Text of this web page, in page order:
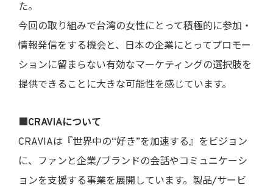
た。
今回の取り組みで台湾の女性にとって積極的に参加・
情報発信をする機会と、日本の企業にとってプロモー
ションに留まらない有効なマーケティングの選択肢を
提供できることに大きな可能性を感じています。
■CRAVIAについて
CRAVIAは『世界中の“好き”を加速する』をビジョン
に、ファンと企業/ブランドの会話やコミュニケーシ
ョンを支援する事業を展開しています。製品/サービ